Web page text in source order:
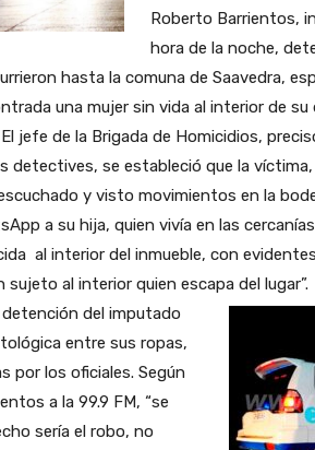
Roberto Barrientos,
hora de la noche,
hasta la comuna de Saavedra,
una mujer sin vida al interior de
jefe de la Brigada de Homicidios,
detectives, se estableció que la
y visto movimientos en la
a su hija, quien vivía en las
al interior del inmueble, con
al interior quien escapa del lugar”.
del imputado
entre sus ropas,
por los oficiales. Según
a la 99.9 FM, “se
sería el robo, no